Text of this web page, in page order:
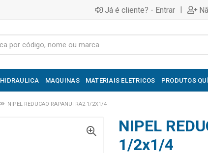
Já é cliente? - Entrar |
HIDRAULICA MAQUINAS MATERIAIS ELETRICOS PRODUTOS
NIPEL REDUCAO RAPANUI RA2 1/2X1/4
NIPEL
1/2x1/4